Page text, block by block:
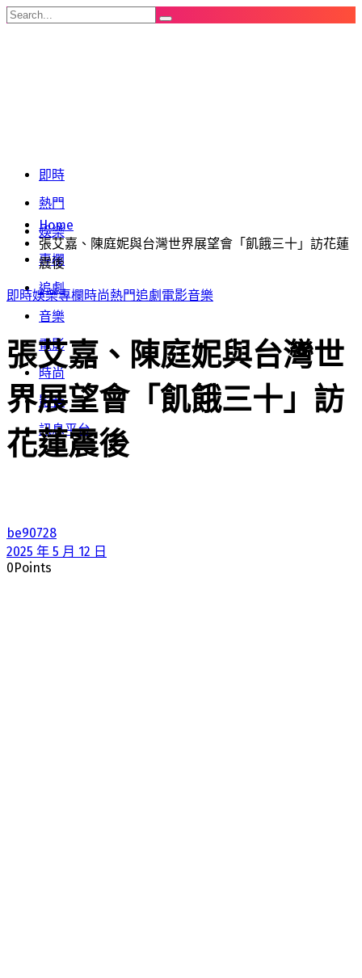
即時
熱門
娛樂
專欄
追劇
音樂
電影
時尚
影音
訊息平台
Home
張艾嘉、陳庭妮與台灣世界展望會「飢餓三十」訪花蓮
震後
即時娛樂專欄 時尚熱門追劇 電影音樂
張艾嘉、陳庭妮與台灣世
界展望會「飢餓三十」訪
花蓮震後
be90728
2025 年 5 月 12 日
0Points